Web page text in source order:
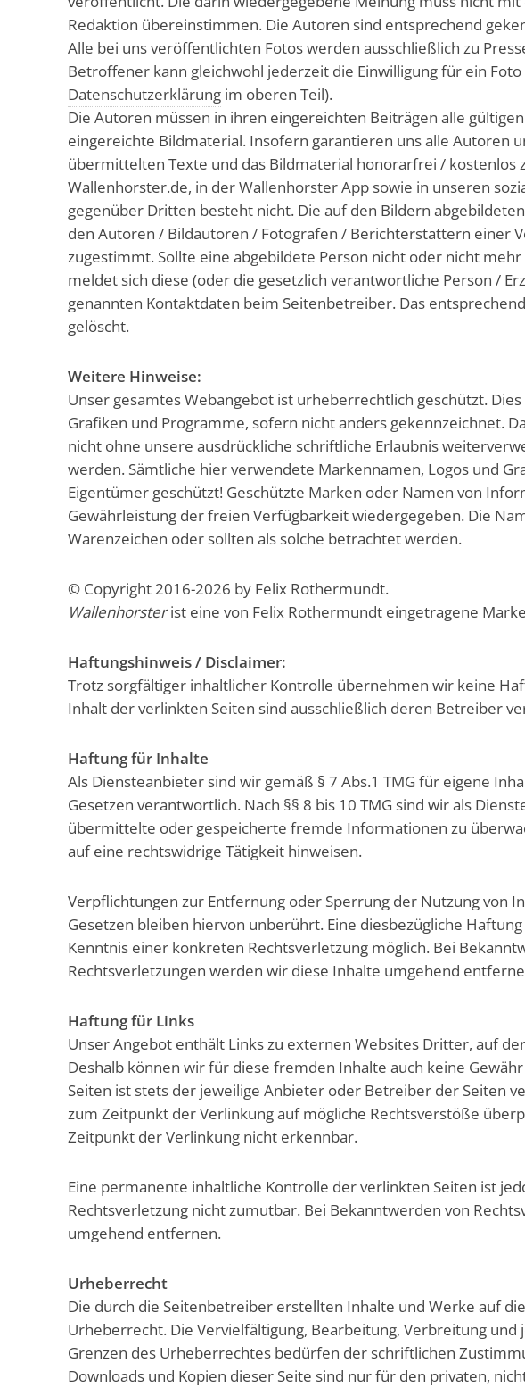
Redaktion übereinstimmen. Die Autoren sind entsprechend
Alle bei uns veröffentlichten Fotos werden ausschließlich zu
Betroffener kann gleichwohl jederzeit die Einwilligung für ein
Datenschutzerklärungim oberen Teil).
Die Autoren müssen in ihren eingereichten Beiträgen alle
eingereichte Bildmaterial. Insofern garantieren uns alle Autoren
übermittelten Texte und das Bildmaterial honorarfrei /
Wallenhorster.de, in der Wallenhorster App sowie in unseren
gegenüber Dritten besteht nicht. Die auf den Bildern
den Autoren / Bildautoren / Fotografen / Berichterstattern einer
zugestimmt. Sollte eine abgebildete Person nicht oder nicht
meldet sich diese (oder die gesetzlich verantwortliche Person /
genannten Kontaktdaten beim Seitenbetreiber. Das
gelöscht.
Weitere Hinweise:
Unser gesamtes Webangebot ist urheberrechtlich geschützt.
Grafiken und Programme, sofern nicht anders gekennzeichnet.
nicht ohne unsere ausdrückliche schriftliche Erlaubnis
werden. Sämtliche hier verwendete Markennamen, Logos und
Eigentümer geschützt! Geschützte Marken oder Namen von
Gewährleistung der freien Verfügbarkeit wiedergegeben. Die
Warenzeichen oder sollten als solche betrachtet werden.
© Copyright 2016-2026 by Felix Rothermundt.
Wallenhorsterist eine von Felix Rothermundt eingetragene
Haftungshinweis / Disclaimer:
Trotz sorgfältiger inhaltlicher Kontrolle übernehmen wir keine
Inhalt der verlinkten Seiten sind ausschließlich deren Betreiber
Haftung für Inhalte
Als Diensteanbieter sind wir gemäß § 7 Abs.1 TMG für eigene
Gesetzen verantwortlich. Nach §§ 8 bis 10 TMG sind wir als
übermittelte oder gespeicherte fremde Informationen zu
auf eine rechtswidrige Tätigkeit hinweisen.
Verpflichtungen zur Entfernung oder Sperrung der Nutzung von
Gesetzen bleiben hiervon unberührt. Eine diesbezügliche
Kenntnis einer konkreten Rechtsverletzung möglich. Bei
Rechtsverletzungen werden wir diese Inhalte umgehend
Haftung für Links
Unser Angebot enthält Links zu externen Websites Dritter, auf
Deshalb können wir für diese fremden Inhalte auch keine
Seiten ist stets der jeweilige Anbieter oder Betreiber der Seiten
zum Zeitpunkt der Verlinkung auf mögliche Rechtsverstöße
Zeitpunkt der Verlinkung nicht erkennbar.
Eine permanente inhaltliche Kontrolle der verlinkten Seiten ist
Rechtsverletzung nicht zumutbar. Bei Bekanntwerden von
umgehend entfernen.
Urheberrecht
Die durch die Seitenbetreiber erstellten Inhalte und Werke auf
Urheberrecht. Die Vervielfältigung, Bearbeitung, Verbreitung
Grenzen des Urheberrechtes bedürfen der schriftlichen
Downloads und Kopien dieser Seite sind nur für den privaten,